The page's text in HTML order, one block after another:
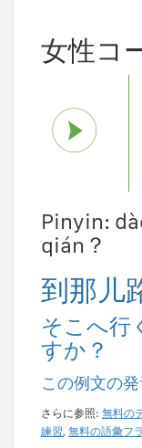
女性コ
Pinyin:
qián？
到那儿
そこへ行
すか？
この例文の発
さらに参照: 無料の
練習, 無料の語彙フ